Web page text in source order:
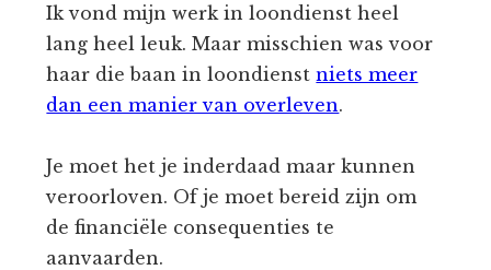
Ik vond mijn werk in loondienst heel
lang heel leuk. Maar misschien was voor
haar die baan in loondienstniets meer
dan een manier van overleven.
Je moet het je inderdaad maar kunnen
veroorloven. Of je moet bereid zijn om
de financiële consequenties te
aanvaarden.